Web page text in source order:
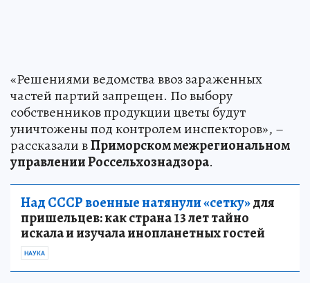
«Решениями ведомства ввоз зараженных
частей партий запрещен. По выбору
собственников продукции цветы будут
уничтожены под контролем инспекторов», –
рассказали вПриморском межрегиональном
управлении Россельхознадзора.
Над СССР военные натянули «сетку»для
пришельцев: как страна 13 лет тайно
искала и изучала инопланетных гостей
НАУКА